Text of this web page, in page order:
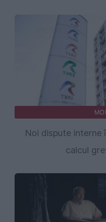
Noi dispute interne
calcul